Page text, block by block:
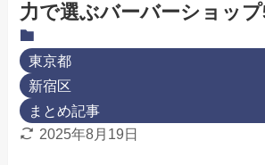
力で選ぶバーバーショッ
東京都
新宿区
まとめ記事
2025年8月19日